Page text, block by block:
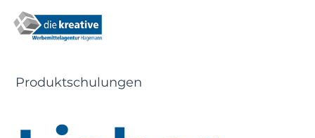
Produktschulungen